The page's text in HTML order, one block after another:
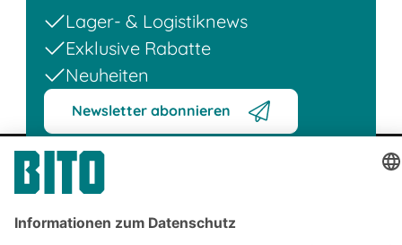
Lager- & Logistiknews
Exklusive Rabatte
Neuheiten
Newsletter abonnieren
Lösungen